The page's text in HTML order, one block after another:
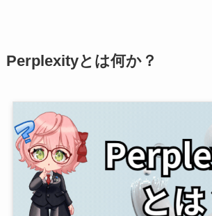
Perplexityとは何か？